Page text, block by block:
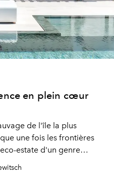
en plein cœur
de l'île la plus
une fois les frontières
estate d'un genre
de 17 hectares de nature